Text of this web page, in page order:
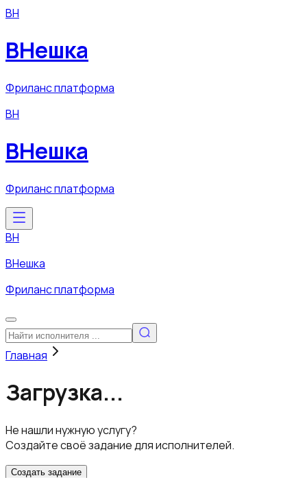
ВН
ВНешка
Фриланс платформа
ВН
ВНешка
Фриланс платформа
ВН
ВНешка
Фриланс платформа
Главная
Загрузка...
Не нашли нужную услугу?
Создайте своё задание для исполнителей.
Создать задание